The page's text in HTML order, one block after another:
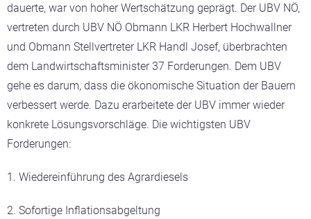
dauerte, war von hoher Wertschätzung geprägt. Der UBV NÖ,
vertreten durch UBV NÖ Obmann LKR Herbert Hochwallner
und Obmann Stellvertreter LKR Handl Josef, überbrachten
dem Landwirtschaftsminister 37 Forderungen. Dem UBV
gehe es darum, dass die ökonomische Situation der Bauern
verbessert werde. Dazu erarbeitete der UBV immer wieder
konkrete Lösungsvorschläge. Die wichtigsten UBV
Forderungen:
1. Wiedereinführung des Agrardiesels
2. Sofortige Inflationsabgeltung